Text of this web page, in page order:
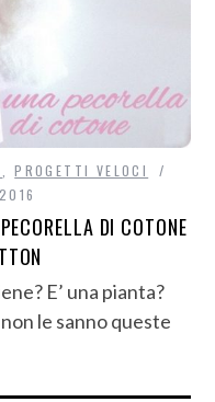
,PROGETTI VELOCI
DI COTONE
E’ una pianta?
le sanno queste